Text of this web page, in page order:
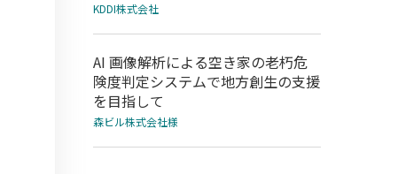
KDDI株式会社
AI 画像解析による空き家の老朽危
険度判定システムで地方創生の支援
を目指して
森ビル株式会社様